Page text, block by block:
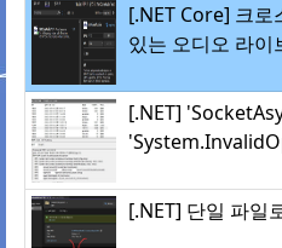
[.NET Core] 크로
있는 오디오 라
[.NET]
[.NET] 단일 파일